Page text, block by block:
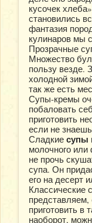
кусочек
становились
фантазия
кулинаров мы
Прозрачные
Множество
пользу везде.
холодной
так же есть
Супы-кремы
побаловать
приготовить
если не
Сладкие супы
молочного
не прочь
супа. Он
его на десерт
Классические
приготовить в
наоборот,